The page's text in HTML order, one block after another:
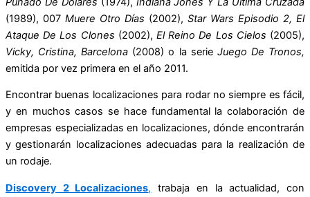
(1989), 007 Muere Otro Días (2002), Star Wars Episodio 2, El
Ataque De Los Clones (2002),El Reino De Los Cielos (2005),
Vicky, Cristina, Barcelona (2008) o la serie Juego De Tronos,
emitida por vez primera en el año 2011.
Encontrar buenas localizaciones para rodar no siempre es fácil,
y en muchos casos se hace fundamental la colaboración de
empresas especializadas en localizaciones, dónde encontrarán
y gestionarán localizaciones adecuadas para la realización de
un rodaje.
Discovery 2 Localizaciones, trabaja en la actualidad, con